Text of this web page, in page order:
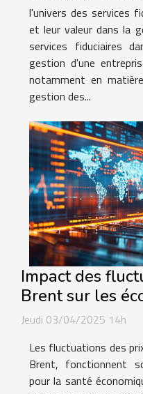
l'univers des services
et leur valeur dans la
services fiduciaires
gestion d'une
notamment en
gestion des...
Impact des
Brent sur les
Jeudi 03/04/2025 14h
Les fluctuations des
Brent, fonctionnent
pour la santé